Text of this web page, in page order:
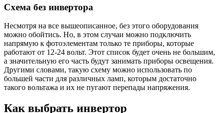
Схема без инвертора
Несмотря на все вышеописанное, без этого оборудования
можно обойтись. Но, в этом случаи можно подключить
напрямую к фотоэлементам только те приборы, которые
работают от 12-24 вольт. Этот список будет очень не большим,
а значительную его часть будут занимать приборы освещения.
Другими словами, такую схему можно использовать по
большей части для различных ламп, которым достаточно
такого вольтажа и их не пугают перепады напряжения.
Как выбрать инвертор